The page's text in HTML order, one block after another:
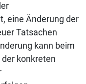
eine Änderung der
Tatsachen
kann beim
konkreten